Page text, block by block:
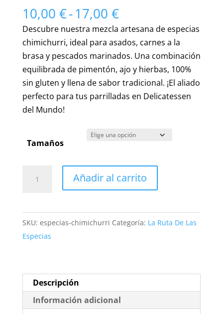
10,00 €-17,00 €Rango
de
precios:
desde
10,00 €
hasta
17,00 €
Descubre nuestra mezcla artesana de especias
chimichurri, ideal para asados, carnes a la
brasa y pescados marinados. Una combinación
equilibrada de pimentón, ajo y hierbas, 100%
sin gluten y llena de sabor tradicional. ¡El aliado
perfecto para tus parrilladas en Delicatessen
del Mundo!
Tamaños
Especias
(Sin
Gluten)
–
Asado
|
Añadir al carrito
SKU: especias-chimichurri Categoría: La Ruta De Las
Especias
Descripción
Información adicional